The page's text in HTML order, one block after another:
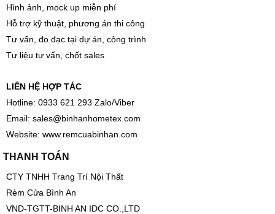
Hình ảnh, mock up miễn phí
Hỗ trợ kỹ thuật, phương án thi công
Tư vấn, đo đạc tại dự án, công trình
Tư liệu tư vấn, chốt sales
LIÊN HỆ HỢP TÁC
Hotline: 0933 621 293 Zalo/Viber
Email: sales@binhanhometex.com
Website: www.remcuabinhan.com
THANH TOÁN
CTY TNHH Trang Trí Nội Thất
Rèm Cửa Bình An
VND-TGTT-BINH AN IDC CO.,LTD